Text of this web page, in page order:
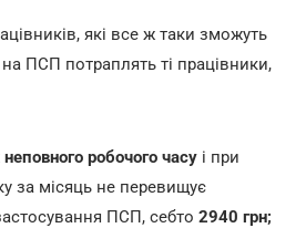
які все ж таки зможуть
ПСП потраплять ті працівники,
неповного робочого часу і при
за місяць не перевищує
ПСП, себто 2940 грн;